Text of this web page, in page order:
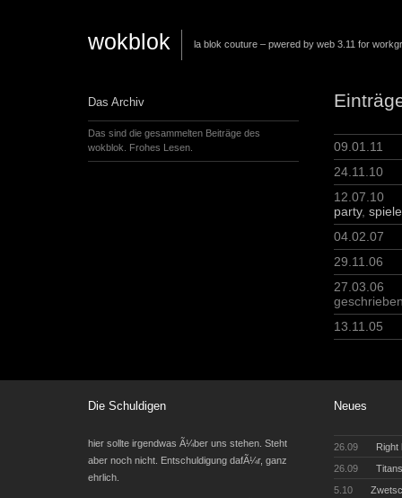
wokblok la blok couture – pwered by web 3.11 for
09.01.11
24.11.10
12.07.10
party,spiele
04.02.07
29.11.06
27.03.06
13.11.05
Das Archiv
Das sind die gesammelten Beiträge des
wokblok. Frohes Lesen.
Die Schuldigen
hier sollte irgendwas Ã¼ber uns stehen. Steht
aber noch nicht. Entschuldigung dafÃ¼r, ganz
ehrlich.
Neues
26.09
Right
26.09
5.10